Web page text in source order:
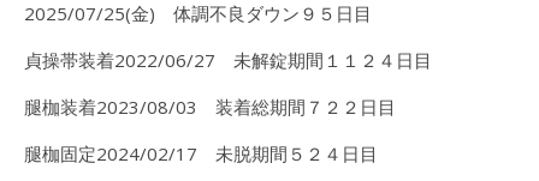
2025/07/25(金) 体調不良ダウン９５日目
貞操帯装着2022/06/27 未解錠期間１１２４日目
腿枷装着2023/08/03 装着総期間７２２日目
腿枷固定2024/02/17 未脱期間５２４日目